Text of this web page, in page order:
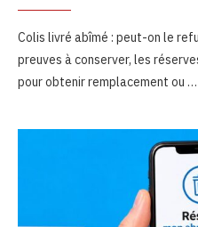
Colis livré abîmé : peut-on le
preuves à conserver, les
pour obtenir remplacement ou …